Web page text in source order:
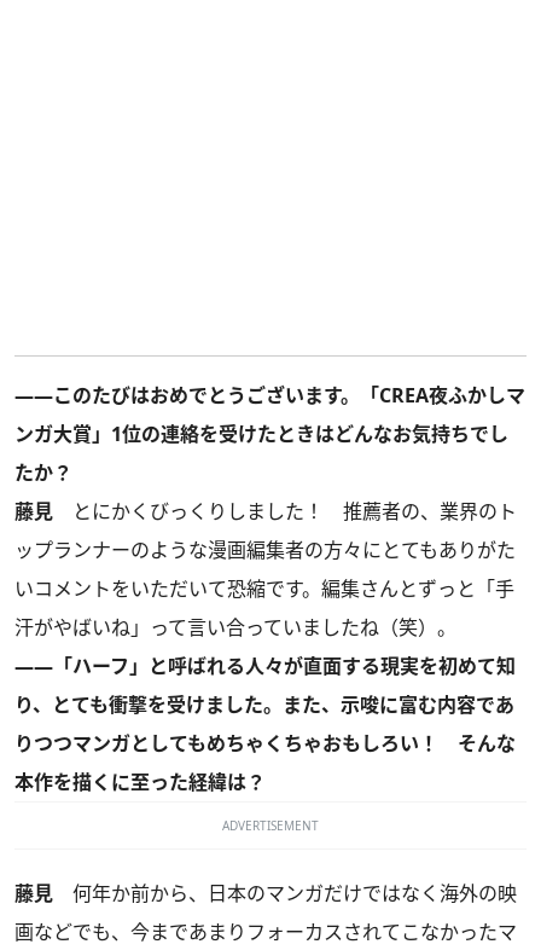
――このたびはおめでとうございます。「CREA夜ふかしマ
ンガ大賞」1位の連絡を受けたときはどんなお気持ちでし
たか？
藤見 とにかくびっくりしました！ 推薦者の、業界のト
ップランナーのような漫画編集者の方々にとてもありがた
いコメントをいただいて恐縮です。編集さんとずっと「手
汗がやばいね」って言い合っていましたね（笑）。
――「ハーフ」と呼ばれる人々が直面する現実を初めて知
り、とても衝撃を受けました。また、示唆に富む内容であ
りつつマンガとしてもめちゃくちゃおもしろい！ そんな
本作を描くに至った経緯は？
ADVERTISEMENT
藤見 何年か前から、日本のマンガだけではなく海外の映
画などでも、今まであまりフォーカスされてこなかったマ